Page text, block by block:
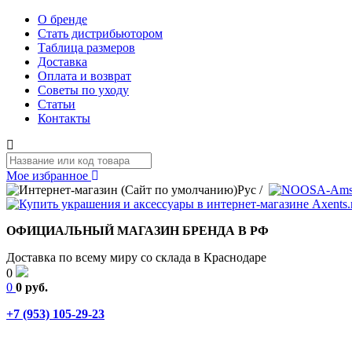
О бренде
Стать дистрибьютором
Таблица размеров
Доставка
Оплата и возврат
Советы по уходу
Статьи
Контакты
Мое избранное
Рус /
ОФИЦИАЛЬНЫЙ МАГАЗИН БРЕНДА В РФ
Доставка по всему миру со склада в Краснодаре
0
0 0 руб.
+7 (953) 105-29-23